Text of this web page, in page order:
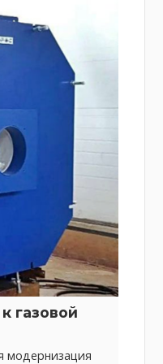
газовой
модернизация